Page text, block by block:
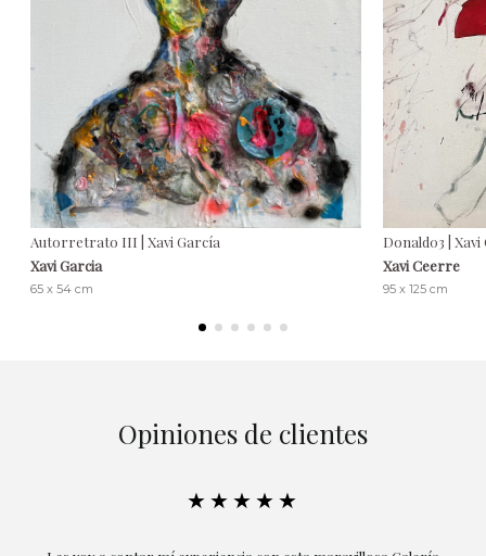
Autorretrato III | Xavi García
Xavi Garcia
65 x 54 cm
Donald03 |
Xavi Ceerre
95 x 125 cm
Opiniones de clientes
★★★★★